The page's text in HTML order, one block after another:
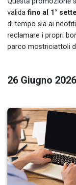
validafino al 1°
di tempo sia ai
reclamare i propri
parco mostriciattoli
26 Giugno 2026